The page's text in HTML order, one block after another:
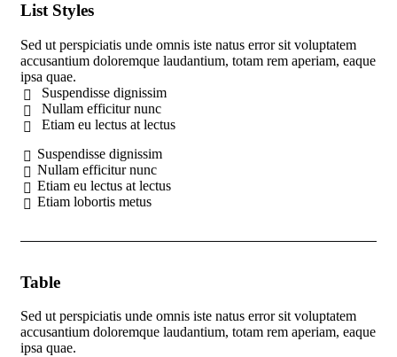
List Styles
Sed ut perspiciatis unde omnis iste natus error sit voluptatem
accusantium doloremque laudantium, totam rem aperiam, eaque
ipsa quae.
Suspendisse dignissim
Nullam efficitur nunc
Etiam eu lectus at lectus
Suspendisse dignissim
Nullam efficitur nunc
Etiam eu lectus at lectus
Etiam lobortis metus
Table
Sed ut perspiciatis unde omnis iste natus error sit voluptatem
accusantium doloremque laudantium, totam rem aperiam, eaque
ipsa quae.